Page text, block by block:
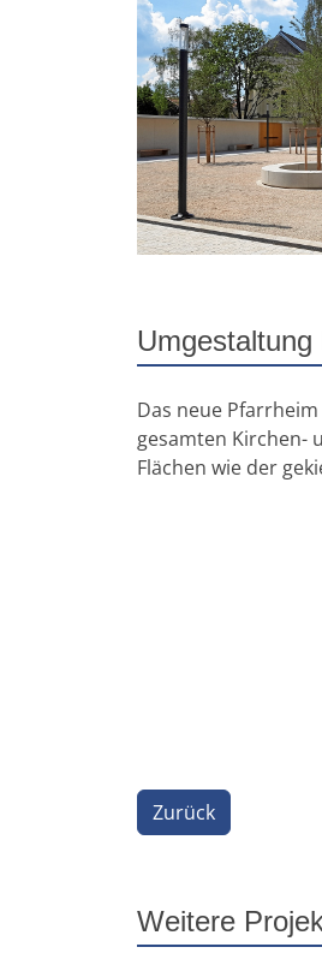
Das neue
gesamten Kirchen-
Flächen wie der
Zurück
Weitere